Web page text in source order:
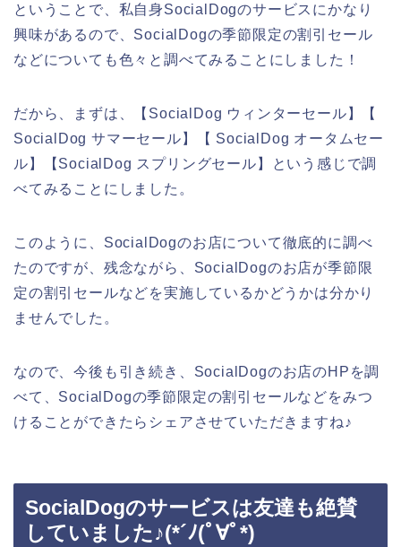
ということで、私自身SocialDogのサービスにかなり
興味があるので、SocialDogの季節限定の割引セール
などについても色々と調べてみることにしました！
だから、まずは、【SocialDog ウィンターセール】【
SocialDog サマーセール】【 SocialDog オータムセー
ル】【SocialDog スプリングセール】という感じで調
べてみることにしました。
このように、SocialDogのお店について徹底的に調べ
たのですが、残念ながら、SocialDogのお店が季節限
定の割引セールなどを実施しているかどうかは分かり
ませんでした。
なので、今後も引き続き、SocialDogのお店のHPを調
べて、SocialDogの季節限定の割引セールなどをみつ
けることができたらシェアさせていただきますね♪
SocialDogのサービスは友達も絶賛
していました♪(*´ﾉ(ﾟ∀ﾟ*)